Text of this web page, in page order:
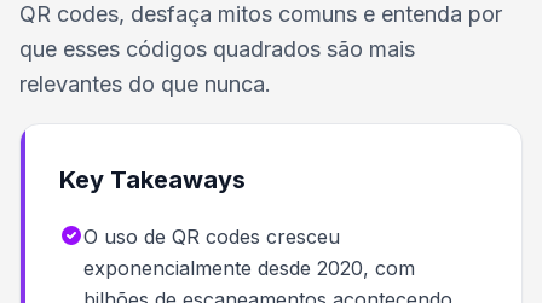
QR codes, desfaça mitos comuns e entenda por
que esses códigos quadrados são mais
relevantes do que nunca.
Key Takeaways
O uso de QR codes cresceu
exponencialmente desde 2020, com